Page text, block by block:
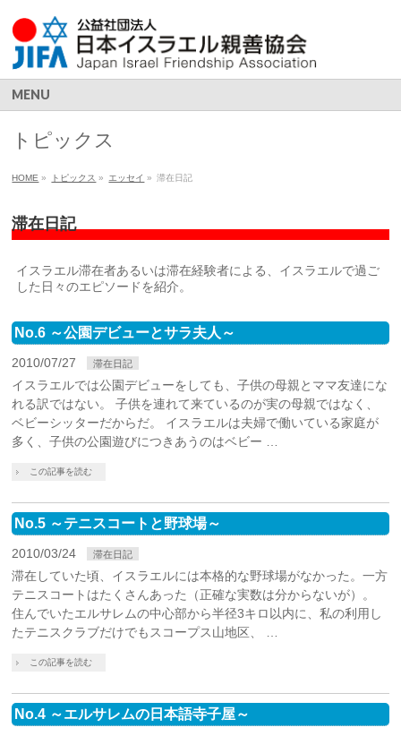
MENU
トピックス
HOME » トピックス » エッセイ » 滞在日記
滞在日記
イスラエル滞在者あるいは滞在経験者による、イスラエルで過ご
した日々のエピソードを紹介。
No.6 ～公園デビューとサラ夫人～
2010/07/27 滞在日記
イスラエルでは公園デビューをしても、子供の母親とママ友達にな
れる訳ではない。 子供を連れて来ているのが実の母親ではなく、
ベビーシッターだからだ。 イスラエルは夫婦で働いている家庭が
多く、子供の公園遊びにつきあうのはベビー …
この記事を読む
No.5 ～テニスコートと野球場～
2010/03/24 滞在日記
滞在していた頃、イスラエルには本格的な野球場がなかった。一方
テニスコートはたくさんあった（正確な実数は分からないが）。
住んでいたエルサレムの中心部から半径3キロ以内に、私の利用し
たテニスクラブだけでもスコープス山地区、 …
この記事を読む
No.4 ～エルサレムの日本語寺子屋～